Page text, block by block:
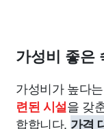
가성비 좋은
가성비가 높다
련된 시설을 갖
합합니다. 가격